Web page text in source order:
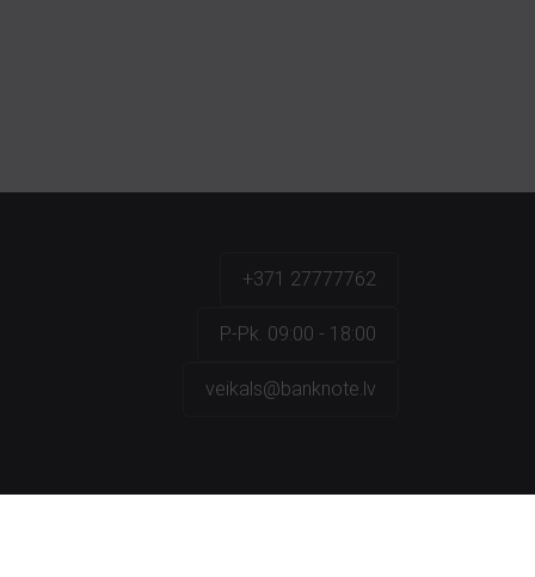
+371 27777762
P.-Pk. 09:00 - 18:00
veikals@banknote.lv